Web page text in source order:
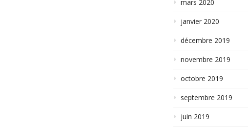
mars 2020
janvier 2020
décembre 2019
novembre 2019
octobre 2019
septembre 2019
juin 2019